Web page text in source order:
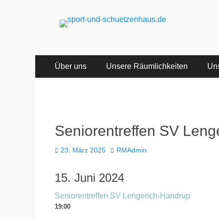
sport-und-
Sport- und Schützenhaus GbR
Primäres
Menü
Zum
Über uns Unsere Räumlichkeiten
Seniorentreffen SV
Veröffentlicht
23. März 2025 Autor
RMAdmin
15. Juni 2024
Seniorentreffen SV Lengerich-Handrup
19:00